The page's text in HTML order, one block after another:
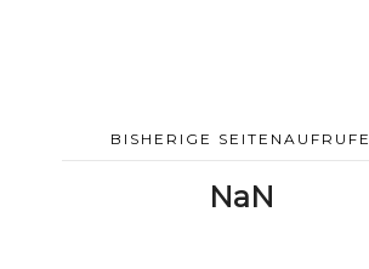
BISHERIGE SEITENAUFRUFE
NaN